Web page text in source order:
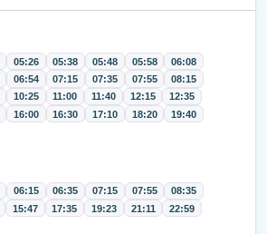
05:26 05:38 05:48 05:58
06:08
06:54 07:15 07:35 07:55
08:15
10:25 11:00 11:40 12:15
12:35
16:00 16:30 17:10 18:20
19:40
06:15 06:35 07:15 07:55
08:35
15:47 17:35 19:23 21:11 22:59